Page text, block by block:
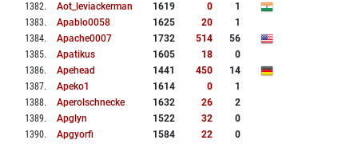
1382. Aot_leviackerman 1619 0
1
1383. Apablo0058 1625 20
1
1384. Apache0007 1732 514
56
1385. Apatikus 1605 18
0
1386. Apehead 1441 450
14
1387. Apeko1 1614 0
1
1388. Aperolschnecke 1632 26
2
1389. Apglyn 1522 32
0
1390. Apgyorfi 1584 22
0